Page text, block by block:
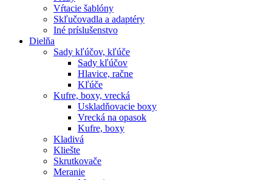
Vŕtacie šablóny
Skľučovadla a adaptéry
Iné príslušenstvo
Dielňa
Sady kľúčov, kľúče
Sady kľúčov
Hlavice, račne
Kľúče
Kufre, boxy, vrecká
Uskladňovacie boxy
Vrecká na opasok
Kufre, boxy
Kladivá
Kliešte
Skrutkovače
Meranie